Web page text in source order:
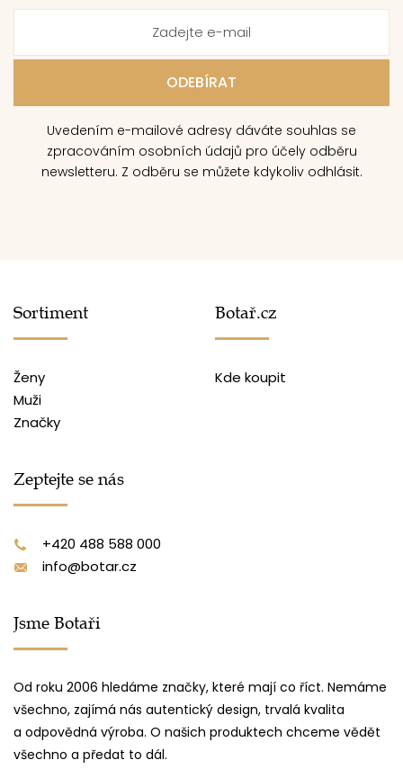
Uvedením e-mailové adresy dáváte souhlas se
zpracováním osobních údajů pro účely odběru
newsletteru. Z odběru se můžete kdykoliv odhlásit.
Sortiment
Ženy
Muži
Značky
Botař.cz
Kde koupit
Zeptejte se nás
+420 488 588 000
info@botar.cz
Jsme Botaři
Od roku 2006 hledáme značky, které mají co říct. Nemáme
všechno, zajímá nás autentický design, trvalá kvalita
a odpovědná výroba. O našich produktech chceme vědět
všechno a předat to dál.